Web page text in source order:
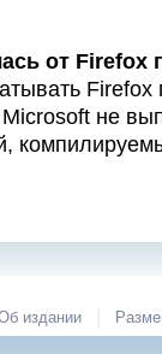
от Firefox
не
издании |